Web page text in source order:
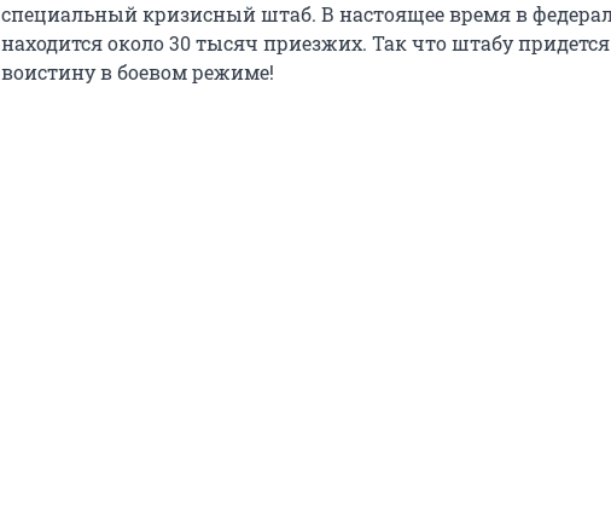
специальный кризисный штаб. В настоящее время в
находится около 30 тысяч приезжих. Так что штабу
воистину в боевом режиме!